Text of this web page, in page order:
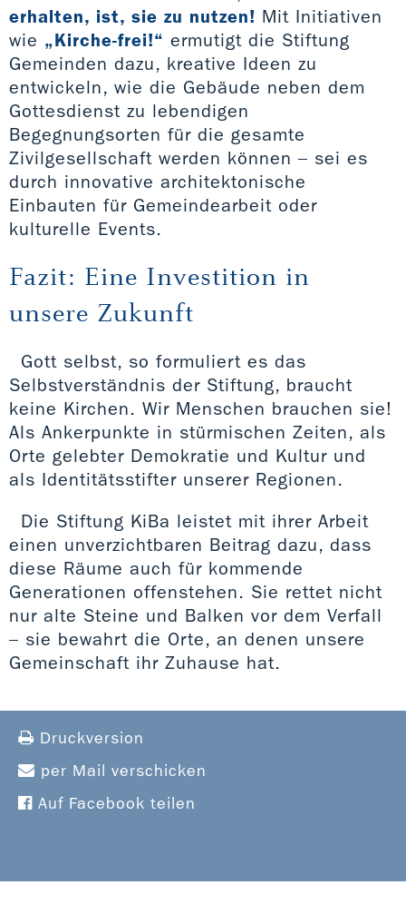
erhalten, ist, sie zu nutzen! Mit Initiativen
wie „Kirche-frei!“ ermutigt die Stiftung
Gemeinden dazu, kreative Ideen zu
entwickeln, wie die Gebäude neben dem
Gottesdienst zu lebendigen
Begegnungsorten für die gesamte
Zivilgesellschaft werden können – sei es
durch innovative architektonische
Einbauten für Gemeindearbeit oder
kulturelle Events.
Fazit: Eine Investition in
unsere Zukunft
Gott selbst, so formuliert es das
Selbstverständnis der Stiftung, braucht
keine Kirchen. Wir Menschen brauchen sie!
Als Ankerpunkte in stürmischen Zeiten, als
Orte gelebter Demokratie und Kultur und
als Identitätsstifter unserer Regionen.
Die Stiftung KiBa leistet mit ihrer Arbeit
einen unverzichtbaren Beitrag dazu, dass
diese Räume auch für kommende
Generationen offenstehen. Sie rettet nicht
nur alte Steine und Balken vor dem Verfall
– sie bewahrt die Orte, an denen unsere
Gemeinschaft ihr Zuhause hat.
Druckversion
per Mail verschicken
Auf Facebook teilen